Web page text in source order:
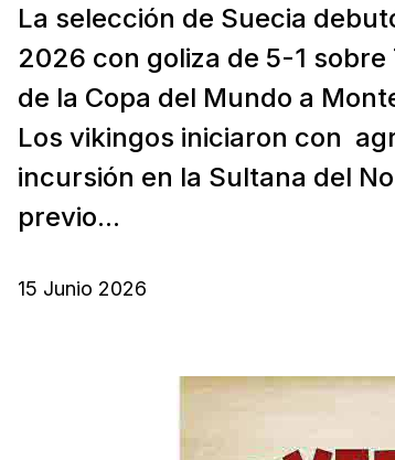
La selección de Suecia
2026 con goliza de 5-1
de la Copa del Mundo a
Los vikingos iniciaron con
incursión en la Sultana del
previo...
15 Junio 2026